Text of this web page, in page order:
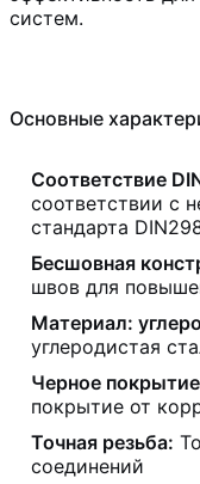
систем.
Основные
Соответствие
соответствии с
стандарта
Бесшовная
швов для
Материал:
углеродистая
Черное
покрытие от
Точная резьба:
соединений